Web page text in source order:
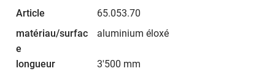
65.053.70
aluminium éloxé
3'500 mm